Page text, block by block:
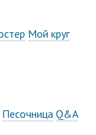
Мой круг
Песочница Q&A